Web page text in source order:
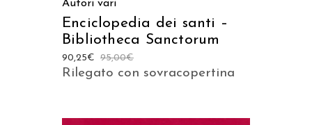
Autori vari
Enciclopedia dei santi –
Bibliotheca Sanctorum
95,00€
90,25€
Rilegato con sovracopertina